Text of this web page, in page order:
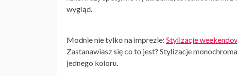
wygląd.
Modnie nie tylko na imprezie: Stylizacje
Zastanawiasz się co to jest? Stylizacje
jednego koloru.